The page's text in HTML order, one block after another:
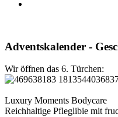
Adventskalender -
Wir öffnen das 6. Türchen:
Luxury Moments Bodycare
Reichhaltige Pfleglibie mit